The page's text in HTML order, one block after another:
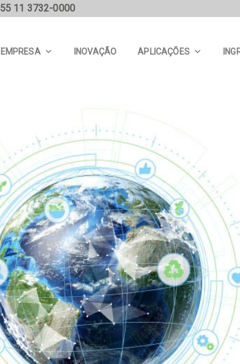
55 11 3732-0000
EMPRESA INOVAÇÃO APLICAÇÕES